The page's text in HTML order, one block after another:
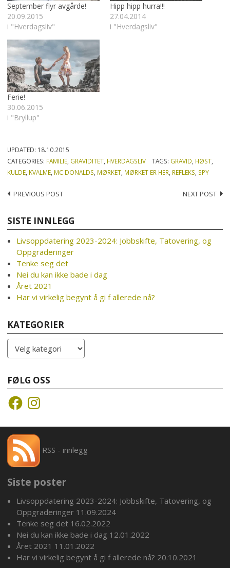
September flyr avgårde!
20.09.2015
i "Hverdagsliv"
Hipp hipp hurra!!!
27.04.2014
i "Hverdagsliv"
Ferie!
30.06.2015
i "Bryllup"
UPDATED: 18.10.2015
CATEGORIES: FAMILIE, GRAVIDITET, HVERDAGSLIV TAGS: GRAVID, HØST,
KULDE, KVALME, MC DONALDS, MØRKET, MØRKET ER HER, REFLEKS, SPY
Post
PREVIOUS POST NEXT POST
SISTE INNLEGG
Livsoppdatering 2023-2024: Jobbskifte, Tatovering, og
Oppgraderinger
Tenke seg det
Nei du kan ikke bade i dag
Året 2021
Har vi virkelig begynt å gi f allerede nå?
KATEGORIER
Kategorier
FØLG OSS
FacebookInstagram
RSS - innlegg
Siste poster
Livsoppdatering 2023-2024: Jobbskifte, Tatovering, og
Oppgraderinger 11.09.2024
Tenke seg det 16.02.2022
Nei du kan ikke bade i dag 12.01.2022
Året 2021 11.01.2022
Har vi virkelig begynt å gi f allerede nå? 20.10.2021